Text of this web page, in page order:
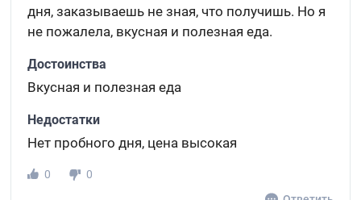
дня, заказываешь не зная, что получишь. Но я
не пожалела, вкусная и полезная еда.
Достоинства
Вкусная и полезная еда
Недостатки
Нет пробного дня, цена высокая
0
0